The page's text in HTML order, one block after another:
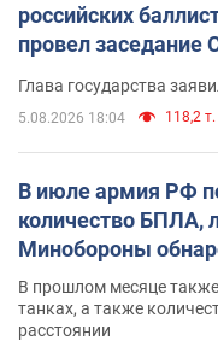
российских
провел заседание
Глава государства
5.08.2026 18:04 118,2 т.
В июле армия РФ
количество БПЛА,
Минобороны
В прошлом месяце
танках, а также
расстоянии